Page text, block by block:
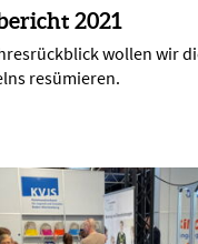
2021
wollen wir
resümieren.